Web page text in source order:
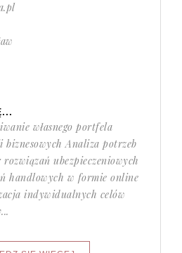
własnego portfela
Analiza potrzeb
ubezpieczeniowych
handlowych w formie online
indywidualnych celów